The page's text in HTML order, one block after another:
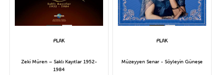
Zeki Müren – Saklı Kayıtlar 1952-
1984
Müzeyyen Senar - Söyleyin Güneşe